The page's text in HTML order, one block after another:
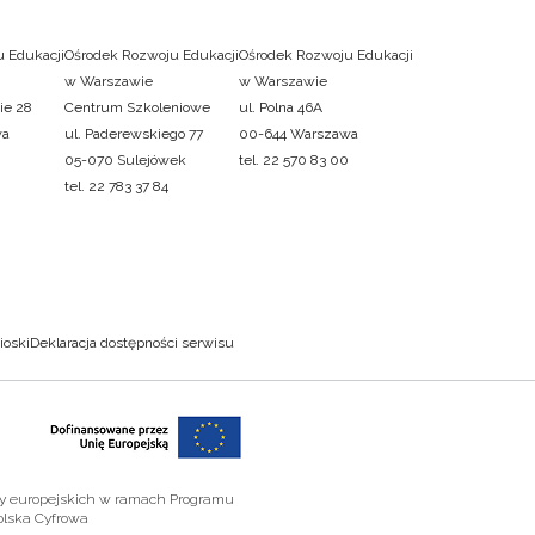
Edukacji
28
Ośrodek Rozwoju Edukacji
w Warszawie
Centrum Szkoleniowe
ul. Paderewskiego 77
05-070 Sulejówek
tel. 22 783 37 84
Ośrodek Rozwoju Edukacji
w Warszawie
ul. Polna 46A
00-644 Warszawa
tel. 22 570 83 00
Deklaracja dostępności serwisu
europejskich w ramach Programu
Cyfrowa